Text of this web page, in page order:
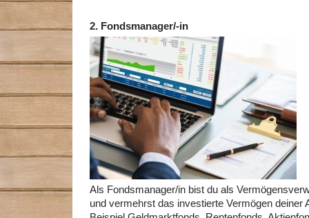
2. Fondsmanager/-in
Als Fondsmanager/in bist du als
und vermehrst das investierte Vermögen deiner